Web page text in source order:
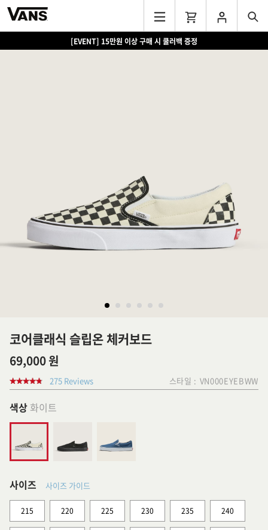
[EVENT] 15만원 이상 구매 시 쿨러백 증정
코어클래식 슬립온 체커보드
69,000 원
275 Reviews 스타일 : VN000EYEBWW
색상 화이트
사이즈 사이즈 가이드
215 220 225 230 235 240